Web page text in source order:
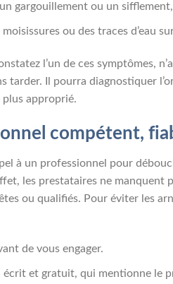
gargouillement ou un
ou des traces d’eau
l’un de ces symptômes,
tarder. Il pourra diagnostiquer
plus approprié.
compétent,
à un professionnel pour
les prestataires ne manquent
ou qualifiés. Pour éviter les
de vous engager.
écrit et gratuit, qui mentionne le